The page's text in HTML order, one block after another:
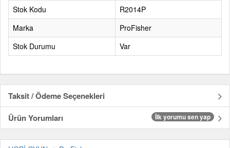
Stok Kodu
R2014P
Marka
ProFisher
Stok Durumu
Var
Taksit / Ödeme Seçenekleri
Ürün Yorumları
İlk yorumu sen yap